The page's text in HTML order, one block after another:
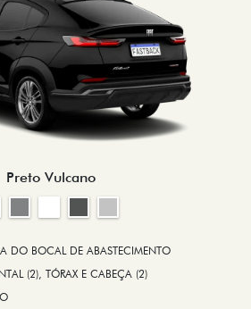
Preto Vulcano
DO BOCAL DE ABASTECIMENTO
(2), TÓRAX E CABEÇA (2)